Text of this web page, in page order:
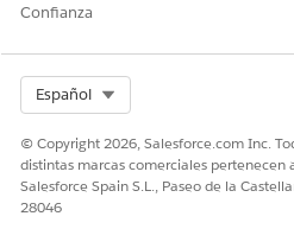
Confianza
Español
© Copyright 2026, Salesforce.com Inc.
distintas marcas comerciales pertenecen
Salesforce Spain S.L., Paseo de la
28046